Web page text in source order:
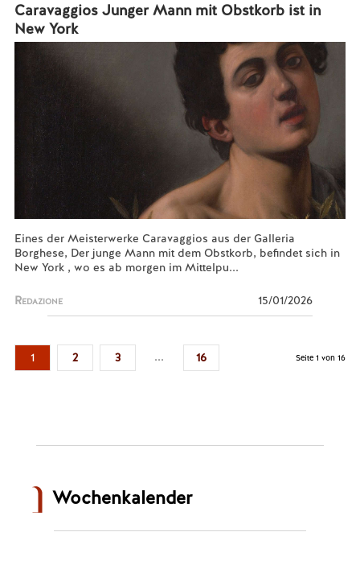
Caravaggios Junger Mann mit Obstkorb ist in
New York
Eines der Meisterwerke Caravaggios aus der Galleria
Borghese, Der junge Mann mit dem Obstkorb, befindet sich in
New York , wo es ab morgen im Mittelpu...
Redazione 15/01/2026
1 2 3 ... 16 Seite 1 von 16
Wochenkalender